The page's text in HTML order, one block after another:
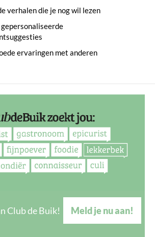
verhalen die je nog wil lezen
ervaringen met anderen
Club de Buik! Meld je nu aan!